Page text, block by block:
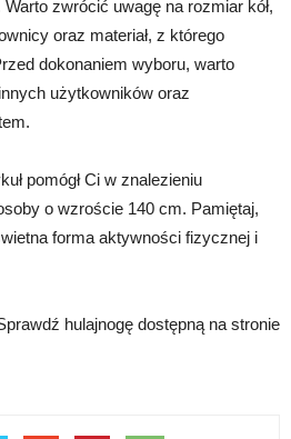
zwrócić uwagę na rozmiar kół,
oraz materiał, z którego
dokonaniem wyboru, warto
użytkowników oraz
pomógł Ci w znalezieniu
o wzroście 140 cm. Pamiętaj,
forma aktywności fizycznej i
hulajnogę dostępną na stronie